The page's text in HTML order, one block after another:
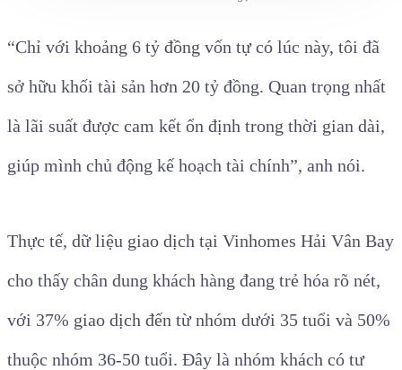
“Chỉ với khoảng 6 tỷ đồng vốn tự có lúc này, tôi đã
sở hữu khối tài sản hơn 20 tỷ đồng. Quan trọng nhất
là lãi suất được cam kết ổn định trong thời gian dài,
giúp mình chủ động kế hoạch tài chính”, anh nói.
Thực tế, dữ liệu giao dịch tại Vinhomes Hải Vân Bay
cho thấy chân dung khách hàng đang trẻ hóa rõ nét,
với 37% giao dịch đến từ nhóm dưới 35 tuổi và 50%
thuộc nhóm 36-50 tuổi. Đây là nhóm khách có tư